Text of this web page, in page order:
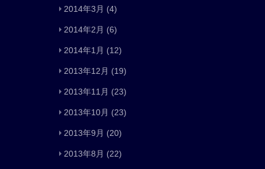
2014年3月 (4)
2014年2月 (6)
2014年1月 (12)
2013年12月 (19)
2013年11月 (23)
2013年10月 (23)
2013年9月 (20)
2013年8月 (22)